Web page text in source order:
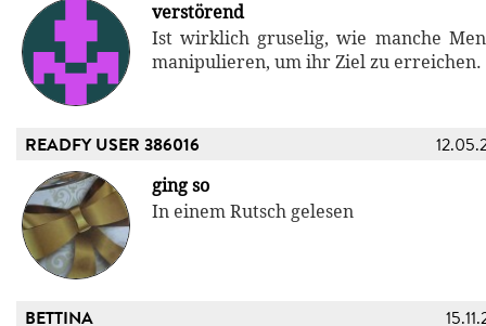
verstörend
Ist wirklich gruselig, wie manche
manipulieren, um ihr Ziel zu erreichen.
READFY USER 386016
ging so
In einem Rutsch gelesen
BETTINA